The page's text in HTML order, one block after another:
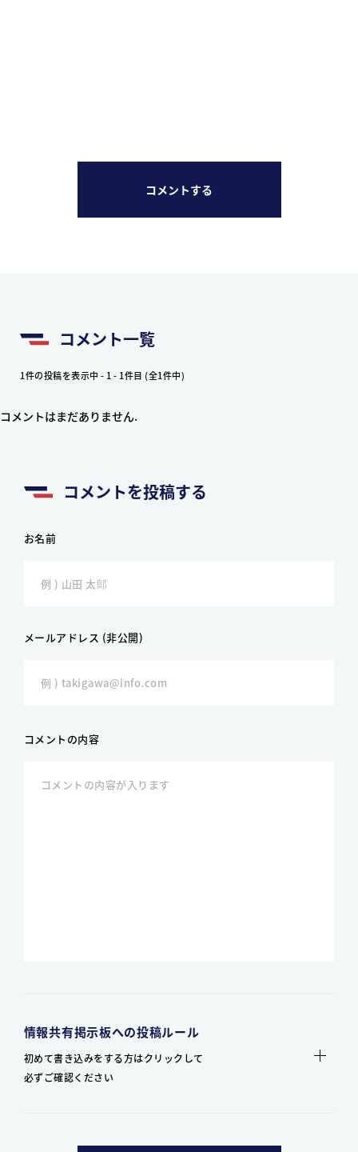
コメントする
コメント一覧
1件の投稿を表示中 - 1 - 1件目 (全1件中)
コメントはまだありません.
コメントを投稿する
お名前
メールアドレス (非公開)
コメントの内容
情報共有掲示板への投稿ルール
初めて書き込みをする方はクリックして
必ずご確認ください